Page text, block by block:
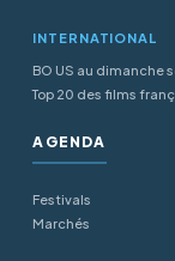
INTERNATIONAL
BO US au dimanche
Top 20 des films
AGENDA
Festivals
Marchés